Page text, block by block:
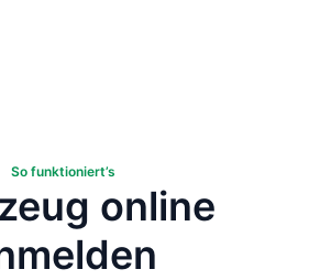
So funktioniert’s
online